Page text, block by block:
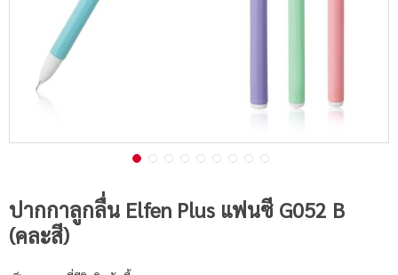
ปากกาลูกลื่น Elfen Plus แฟนซี G052 B
(คละสี)